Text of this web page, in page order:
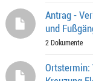
Antrag -
und
2 Dokumente
Ortstermin: